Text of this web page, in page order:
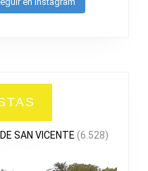
SAN VICENTE (6.528)